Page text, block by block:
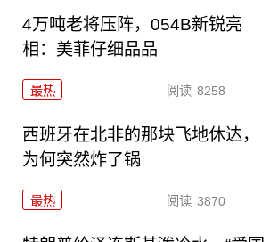
4万吨老将压阵，054B新锐亮
相：美菲仔细品品
最热 阅读 8258
西班牙在北非的那块飞地休达，
为何突然炸了锅
最热 阅读 3870